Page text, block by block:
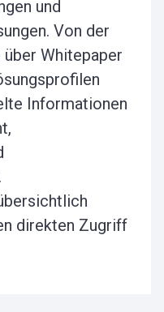
und
Von der
Whitepaper
Informationen
direkten Zugriff